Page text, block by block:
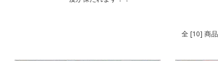
全 [10] 商